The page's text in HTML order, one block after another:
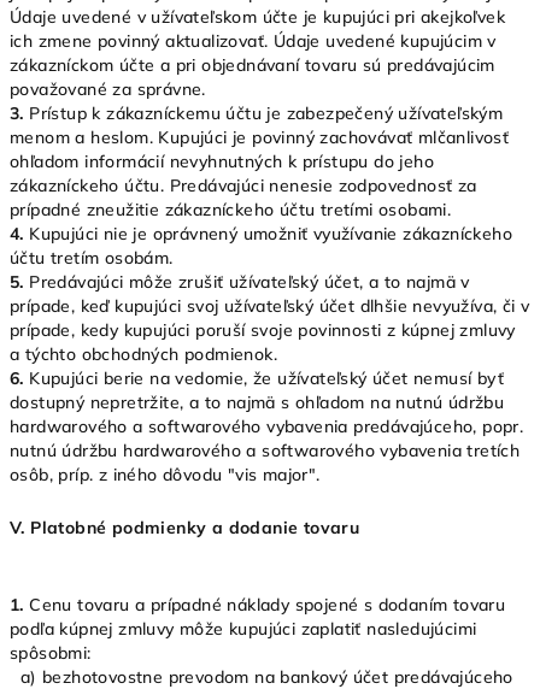
Údaje uvedené v užívateľskom účte je kupujúci pri akejkoľvek
ich zmene povinný aktualizovať. Údaje uvedené kupujúcim v
zákazníckom účte a pri objednávaní tovaru sú predávajúcim
považované za správne.
3. Prístup k zákazníckemu účtu je zabezpečený užívateľským
menom a heslom. Kupujúci je povinný zachovávať mlčanlivosť
ohľadom informácií nevyhnutných k prístupu do jeho
zákazníckeho účtu. Predávajúci nenesie zodpovednosť za
prípadné zneužitie zákazníckeho účtu tretími osobami.
4. Kupujúci nie je oprávnený umožniť využívanie zákazníckeho
účtu tretím osobám.
5. Predávajúci môže zrušiť užívateľský účet, a to najmä v
prípade, keď kupujúci svoj užívateľský účet dlhšie nevyužíva, či v
prípade, kedy kupujúci poruší svoje povinnosti z kúpnej zmluvy
a týchto obchodných podmienok.
6. Kupujúci berie na vedomie, že užívateľský účet nemusí byť
dostupný nepretržite, a to najmä s ohľadom na nutnú údržbu
hardwarového a softwarového vybavenia predávajúceho, popr.
nutnú údržbu hardwarového a softwarového vybavenia tretích
osôb, príp. z iného dôvodu "vis major".
V. Platobné podmienky a dodanie tovaru
1. Cenu tovaru a prípadné náklady spojené s dodaním tovaru
podľa kúpnej zmluvy môže kupujúci zaplatiť nasledujúcimi
spôsobmi:
a) bezhotovostne prevodom na bankový účet predávajúceho